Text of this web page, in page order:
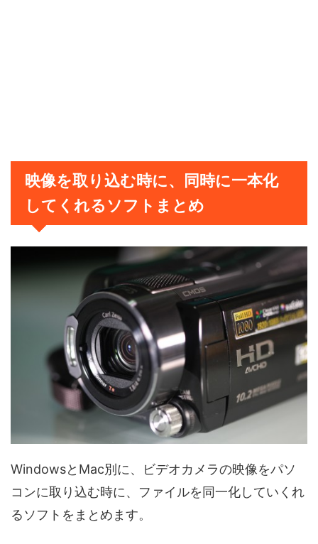
映像を取り込む時に、同時に一本化
してくれるソフトまとめ
WindowsとMac別に、ビデオカメラの映像をパソ
コンに取り込む時に、ファイルを同一化していくれ
るソフトをまとめます。